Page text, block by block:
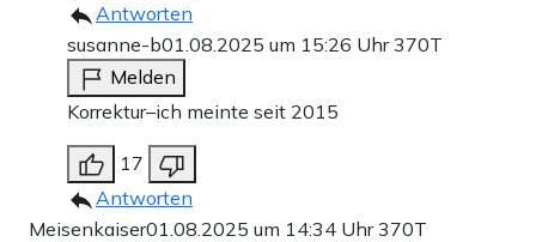
Antworten
susanne-b01.08.2025 um 15:26 Uhr370T
Melden
Korrektur–ich meinte seit 2015
17
Antworten
Meisenkaiser01.08.2025 um 14:34 Uhr370T